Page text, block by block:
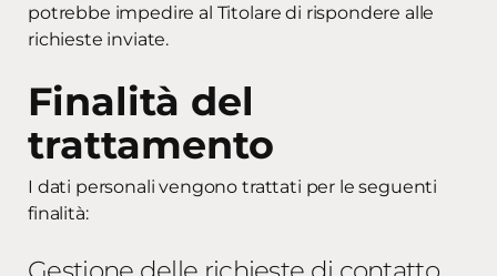
potrebbe impedire al Titolare di rispondere alle
richieste inviate.
Finalità del
trattamento
I dati personali vengono trattati per le seguenti
finalità: